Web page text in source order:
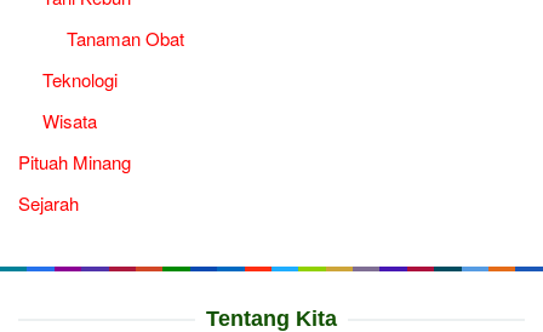
Tanaman Obat
Teknologi
Wisata
Pituah Minang
Sejarah
Tentang Kita